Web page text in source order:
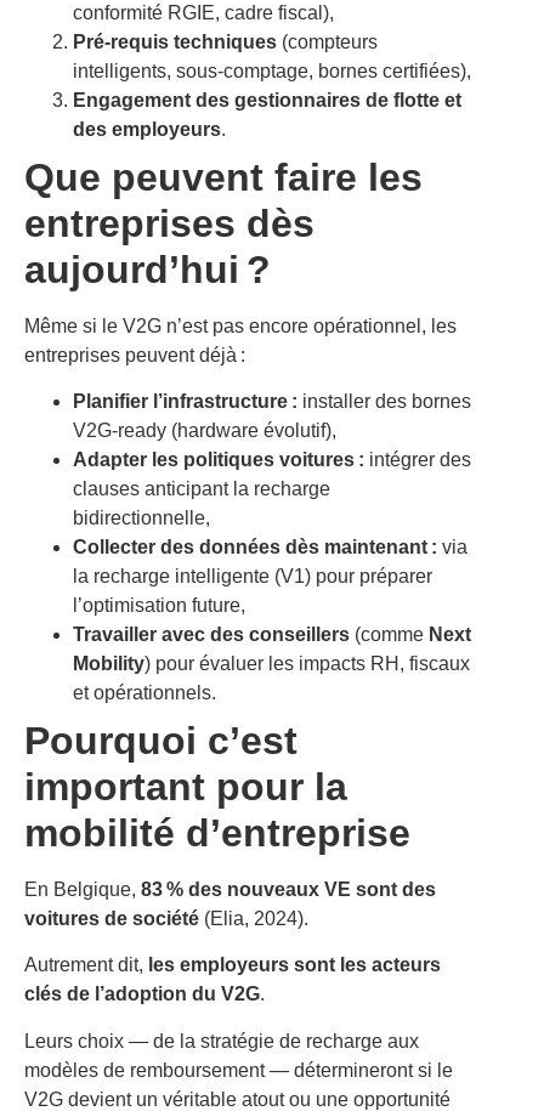
conformité RGIE, cadre fiscal),
Pré-requis techniques (compteurs
intelligents, sous-comptage, bornes certifiées),
Engagement des gestionnaires de flotte et
des employeurs.
Que peuvent faire les
entreprises dès
aujourd’hui ?
Même si le V2G n’est pas encore opérationnel, les
entreprises peuvent déjà :
Planifier l’infrastructure : installer des bornes
V2G-ready (hardware évolutif),
Adapter les politiques voitures : intégrer des
clauses anticipant la recharge
bidirectionnelle,
Collecter des données dès maintenant : via
la recharge intelligente (V1) pour préparer
l’optimisation future,
Travailler avec des conseillers (comme Next
Mobility) pour évaluer les impacts RH, fiscaux
et opérationnels.
Pourquoi c’est
important pour la
mobilité d’entreprise
En Belgique, 83 % des nouveaux VE sont des
voitures de société (Elia, 2024).
Autrement dit, les employeurs sont les acteurs
clés de l’adoption du V2G.
Leurs choix — de la stratégie de recharge aux
modèles de remboursement — détermineront si le
V2G devient un véritable atout ou une opportunité